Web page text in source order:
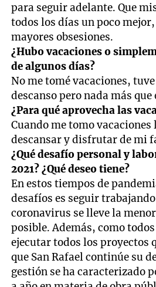
para seguir adelante. Que
todos los días un poco
mayores obsesiones.
¿Hubo vacaciones o
de algunos días?
No me tomé vacaciones,
descanso pero nada más que
¿Para qué aprovecha las
Cuando me tomo
descansar y disfrutar de mi
¿Qué desafío personal y
2021? ¿Qué deseo tiene?
En estos tiempos de
desafíos es seguir
coronavirus se lleve la
posible. Además, como
ejecutar todos los proyectos
que San Rafael continúe su
gestión se ha caracterizado